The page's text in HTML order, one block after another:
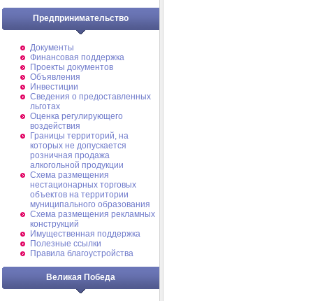
Предпринимательство
Документы
Финансовая поддержка
Проекты документов
Объявления
Инвестиции
Сведения о предоставленных
льготах
Оценка регулирующего
воздействия
Границы территорий, на
которых не допускается
розничная продажа
алкогольной продукции
Схема размещения
нестационарных торговых
объектов на территории
муниципального образования
Схема размещения рекламных
конструкций
Имущественная поддержка
Полезные ссылки
Правила благоустройства
Великая Победа